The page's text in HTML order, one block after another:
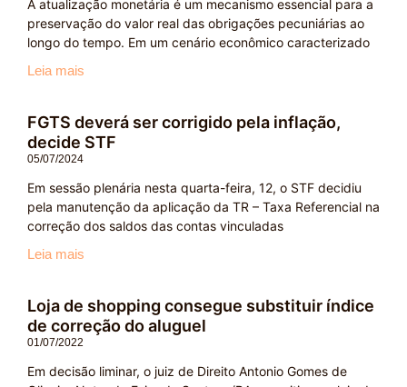
A atualização monetária é um mecanismo essencial para a
preservação do valor real das obrigações pecuniárias ao
longo do tempo. Em um cenário econômico caracterizado
Leia mais
FGTS deverá ser corrigido pela inflação,
decide STF
05/07/2024
Em sessão plenária nesta quarta-feira, 12, o STF decidiu
pela manutenção da aplicação da TR – Taxa Referencial na
correção dos saldos das contas vinculadas
Leia mais
Loja de shopping consegue substituir índice
de correção do aluguel
01/07/2022
Em decisão liminar, o juiz de Direito Antonio Gomes de